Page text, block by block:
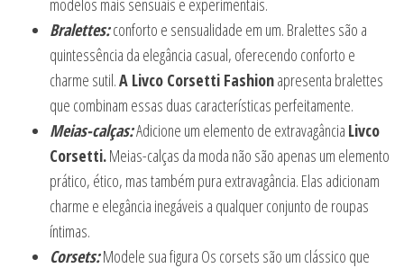
modelos mais sensuais e experimentais.
Bralettes:conforto e sensualidade em um. Bralettes são a
quintessência da elegância casual, oferecendo conforto e
charme sutil.A Livco Corsetti Fashionapresenta bralettes
que combinam essas duas características perfeitamente.
Meias-calças:Adicione um elemento de extravagância Livco
Corsetti.Meias-calças da moda não são apenas um elemento
prático, ético, mas também pura extravagância. Elas adicionam
charme e elegância inegáveis a qualquer conjunto de roupas
íntimas.
Corsets:Modele sua figura Os corsets são um clássico que